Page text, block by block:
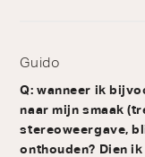
Guido
Q: wanneer ik
naar mijn smaak
stereoweergave,
onthouden? Dien